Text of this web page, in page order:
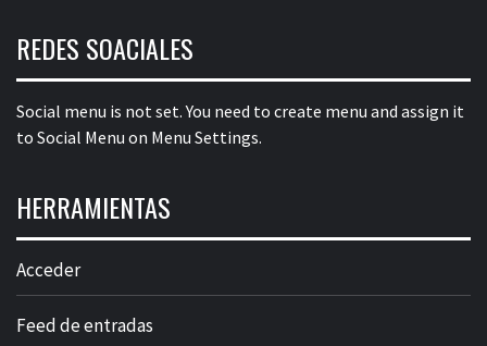
REDES SOACIALES
Social menu is not set. You need to create menu and assign it
to Social Menu on Menu Settings.
HERRAMIENTAS
Acceder
Feed de entradas